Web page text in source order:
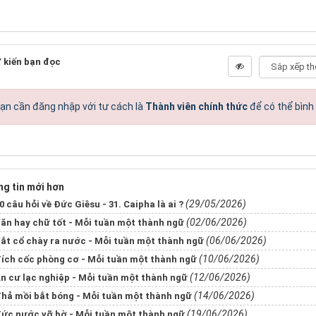
kiến bạn đọc
cần đăng nhập với tư cách là Thành viên chính thứcđể có thể bình
tin mới hơn
câu hỏi về Đức Giêsu - 31. Caipha là ai ? (29/05/2026)
hay chữ tốt - Mỗi tuần một thành ngữ (02/06/2026)
cổ chày ra nước - Mỗi tuần một thành ngữ (06/06/2026)
cốc phòng cơ - Mỗi tuần một thành ngữ(10/06/2026)
cư lạc nghiệp - Mỗi tuần một thành ngữ (12/06/2026)
mồi bắt bóng - Mỗi tuần một thành ngữ (14/06/2026)